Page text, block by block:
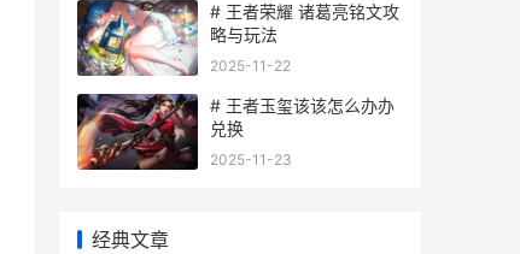
# 王者荣耀 诸葛亮铭文攻
略与玩法
2025-11-22
# 王者玉玺该该怎么办办
兑换
2025-11-23
经典文章